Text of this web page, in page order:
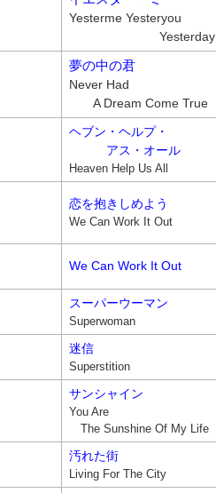
Yesterme Yesteryou
Yesterday
夢の中の君
Never Had
A Dream Come True
ヘブン・ヘルプ・
アス・オール
Heaven Help Us All
恋を抱きしめよう
We Can Work It Out
We Can Work It Out
スーパーウーマン
Superwoman
迷信
Superstition
サンシャイン
You Are
The Sunshine Of My Life
汚れた街
Living For The City